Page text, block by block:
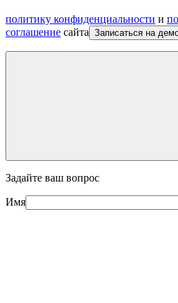
политику конфиденциальности и
соглашение сайта Записаться на
Задайте ваш вопрос
Имя